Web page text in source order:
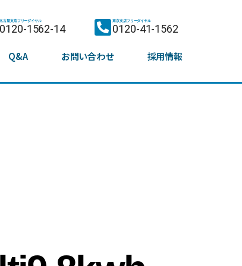
名古屋支店フリーダイヤル
0120-1562-14
東京支店フリーダイヤル
0120-41-1562
Q&A お問い合わせ 採用情報